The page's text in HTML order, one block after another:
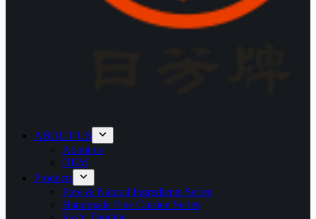
ABOUT US
About us
OEM
Products
Pure & Natural Ingredients Series
Handmade Fine Cuisine Series